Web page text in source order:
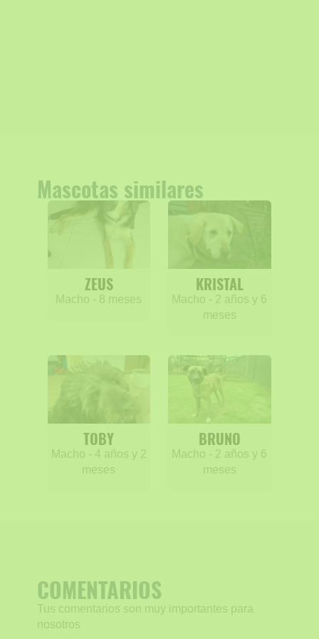
Mascotas similares
ZEUS
Macho - 8 meses
KRISTAL
Macho - 2 años y 6
meses
TOBY
Macho - 4 años y 2
meses
BRUNO
Macho - 2 años y 6
meses
COMENTARIOS
Tus comentarios son muy importantes para
nosotros